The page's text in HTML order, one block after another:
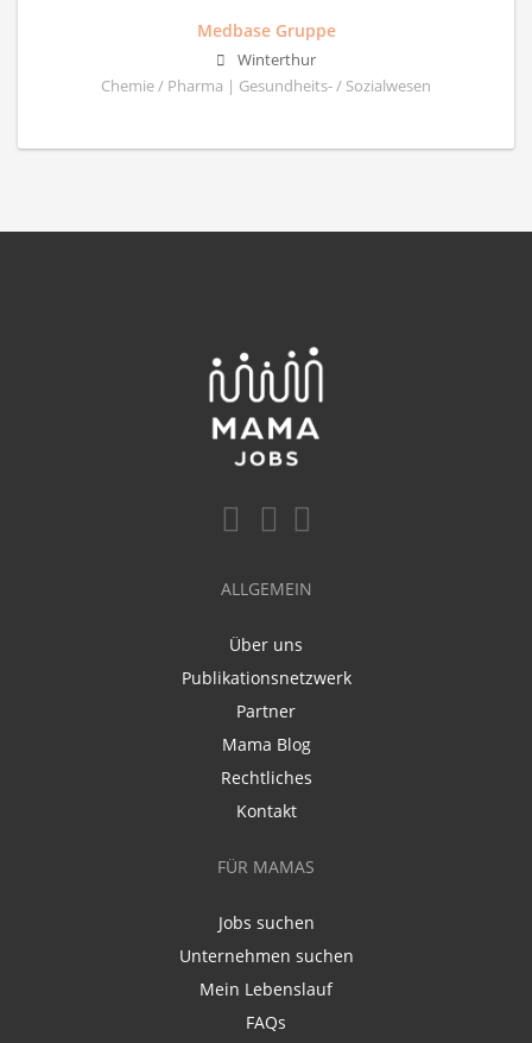
Medbase Gruppe
Winterthur
Chemie / Pharma | Gesundheits- / Sozialwesen
ALLGEMEIN
Über uns
Publikationsnetzwerk
Partner
Mama Blog
Rechtliches
Kontakt
FÜR MAMAS
Jobs suchen
Unternehmen suchen
Mein Lebenslauf
FAQs